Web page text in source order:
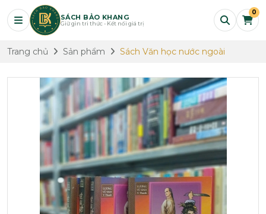
SÁCH BẢO KHANG
Giữ gìn tri thức - Kết nối giá trị
0
Trang chủ Sản phẩm Sách Văn học nước ngoài